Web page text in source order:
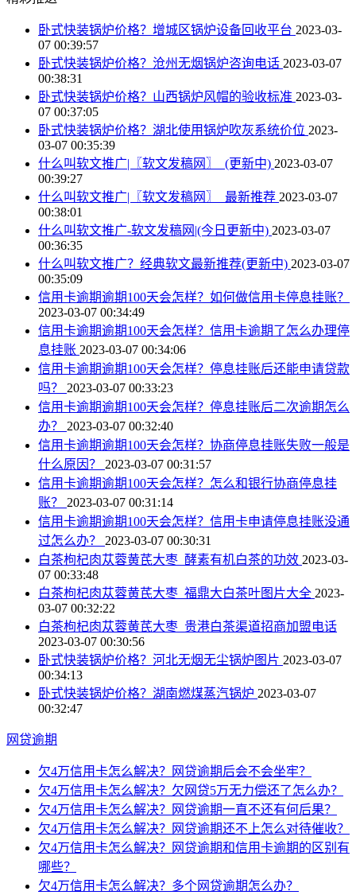
卧式快装锅炉价格？增城区锅炉设备回收平台 2023-03-
07 00:39:57
卧式快装锅炉价格？沧州无烟锅炉咨询电话 2023-03-07
00:38:31
卧式快装锅炉价格？山西锅炉风帽的验收标准 2023-03-
07 00:37:05
卧式快装锅炉价格？湖北使用锅炉吹灰系统价位 2023-
03-07 00:35:39
什么叫软文推广|〖软文发稿网〗_(更新中) 2023-03-07
00:39:27
什么叫软文推广|〖软文发稿网〗_最新推荐 2023-03-07
00:38:01
什么叫软文推广-软文发稿网|(今日更新中) 2023-03-07
00:36:35
什么叫软文推广？经典软文最新推荐(更新中) 2023-03-07
00:35:09
信用卡逾期逾期100天会怎样？如何做信用卡停息挂账？
2023-03-07 00:34:49
信用卡逾期逾期100天会怎样？信用卡逾期了怎么办理停
息挂账 2023-03-07 00:34:06
信用卡逾期逾期100天会怎样？停息挂账后还能申请贷款
吗？ 2023-03-07 00:33:23
信用卡逾期逾期100天会怎样？停息挂账后二次逾期怎么
办？ 2023-03-07 00:32:40
信用卡逾期逾期100天会怎样？协商停息挂账失败一般是
什么原因？ 2023-03-07 00:31:57
信用卡逾期逾期100天会怎样？怎么和银行协商停息挂
账？ 2023-03-07 00:31:14
信用卡逾期逾期100天会怎样？信用卡申请停息挂账没通
过怎么办？ 2023-03-07 00:30:31
白茶枸杞肉苁蓉黄芪大枣_酵素有机白茶的功效 2023-03-
07 00:33:48
白茶枸杞肉苁蓉黄芪大枣_福鼎大白茶叶图片大全 2023-
03-07 00:32:22
白茶枸杞肉苁蓉黄芪大枣_贵港白茶渠道招商加盟电话
2023-03-07 00:30:56
卧式快装锅炉价格？河北无烟无尘锅炉图片 2023-03-07
00:34:13
卧式快装锅炉价格？湖南燃煤蒸汽锅炉 2023-03-07
00:32:47
网贷逾期
欠4万信用卡怎么解决？网贷逾期后会不会坐牢？
欠4万信用卡怎么解决？欠网贷5万无力偿还了怎么办？
欠4万信用卡怎么解决？网贷逾期一直不还有何后果？
欠4万信用卡怎么解决？网贷逾期还不上怎么对待催收？
欠4万信用卡怎么解决？网贷逾期和信用卡逾期的区别有
哪些？
欠4万信用卡怎么解决？多个网贷逾期怎么办？